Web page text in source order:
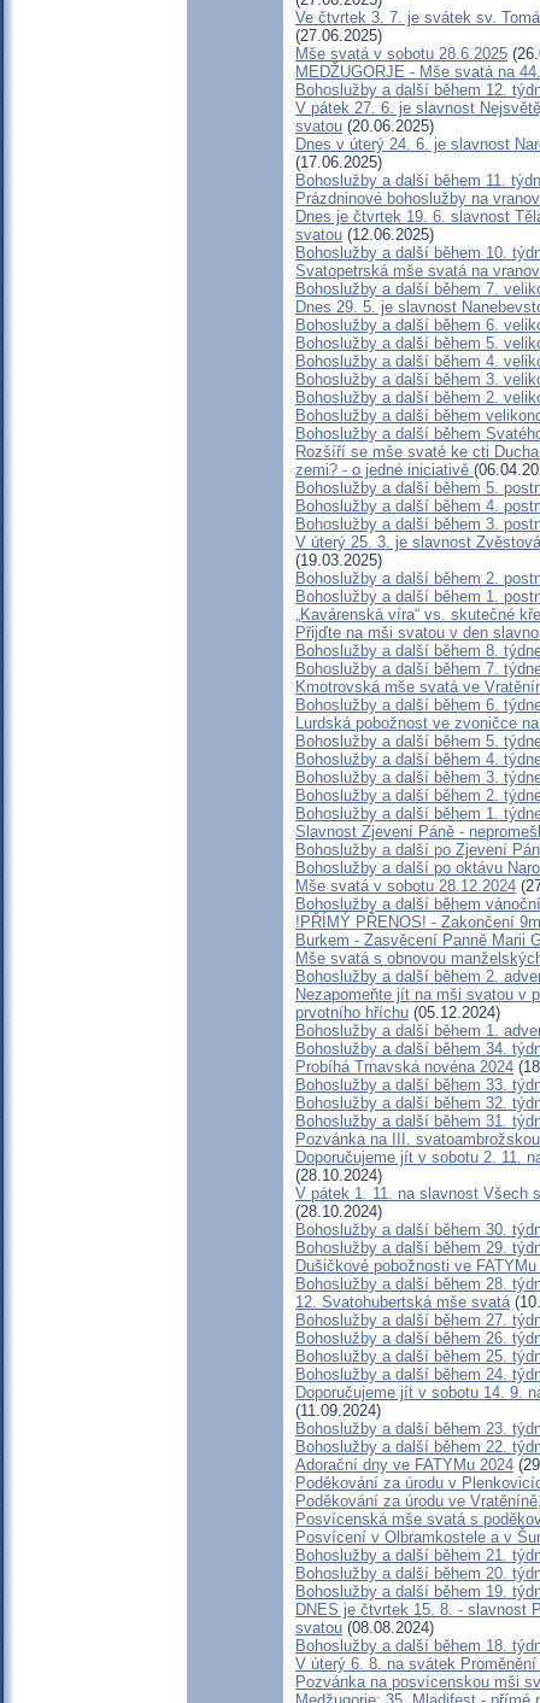
Ve čtvrtek 3. 7. je svátek sv.
(27.06.2025)
Mše svatá v sobotu 28.6.2025
MEDŽUGORJE - Mše svatá na
Bohoslužby a další během 12.
V pátek 27. 6. je slavnost
svatou (20.06.2025)
Dnes v úterý 24. 6. je slavnost
(17.06.2025)
Bohoslužby a další během 11.
Prázdninové bohoslužby na
Dnes je čtvrtek 19. 6. slavnost
svatou (12.06.2025)
Bohoslužby a další během 10.
Svatopetrská mše svatá na
Bohoslužby a další během 7.
Dnes 29. 5. je slavnost
Bohoslužby a další během 6.
Bohoslužby a další během 5.
Bohoslužby a další během 4.
Bohoslužby a další během 3.
Bohoslužby a další během 2.
Bohoslužby a další během
Bohoslužby a další během
Rozšíří se mše svaté ke cti
zemi? - o jedné iniciativě
Bohoslužby a další během 5.
Bohoslužby a další během 4.
Bohoslužby a další během 3.
V úterý 25. 3. je slavnost
(19.03.2025)
Bohoslužby a další během 2.
Bohoslužby a další během 1.
„Kavárenská víra“ vs. skutečné
Přijďte na mši svatou v den
Bohoslužby a další během 8.
Bohoslužby a další během 7.
Kmotrovská mše svatá ve
Bohoslužby a další během 6.
Lurdská pobožnost ve zvoničce
Bohoslužby a další během 5.
Bohoslužby a další během 4.
Bohoslužby a další během 3.
Bohoslužby a další během 2.
Bohoslužby a další během 1.
Slavnost Zjevení Páně -
Bohoslužby a další po Zjevení
Bohoslužby a další po oktávu
Mše svatá v sobotu 28.12.2024
Bohoslužby a další během
!PŘÍMÝ PŘENOS! - Zakončení
Burkem - Zasvěcení Panně Marii
Mše svatá s obnovou
Bohoslužby a další během 2.
Nezapomeňte jít na mši svatou v
prvotního hříchu (05.12.2024)
Bohoslužby a další během 1.
Bohoslužby a další během 34.
Probíhá Trnavská novéna 2024
Bohoslužby a další během 33.
Bohoslužby a další během 32.
Bohoslužby a další během 31.
Pozvánka na III.
Doporučujeme jít v sobotu 2. 11.
(28.10.2024)
V pátek 1. 11. na slavnost Všech
(28.10.2024)
Bohoslužby a další během 30.
Bohoslužby a další během 29.
Dušičkové pobožnosti ve
Bohoslužby a další během 28.
12. Svatohubertská mše svatá
Bohoslužby a další během 27.
Bohoslužby a další během 26.
Bohoslužby a další během 25.
Bohoslužby a další během 24.
Doporučujeme jít v sobotu 14. 9.
(11.09.2024)
Bohoslužby a další během 23.
Bohoslužby a další během 22.
Adorační dny ve FATYMu 2024
Poděkování za úrodu v
Poděkování za úrodu ve
Posvícenská mše svatá s
Posvícení v Olbramkostele a v
Bohoslužby a další během 21.
Bohoslužby a další během 20.
Bohoslužby a další během 19.
DNES je čtvrtek 15. 8. - slavnost
svatou (08.08.2024)
Bohoslužby a další během 18.
V úterý 6. 8. na svátek
Pozvánka na posvícenskou mši